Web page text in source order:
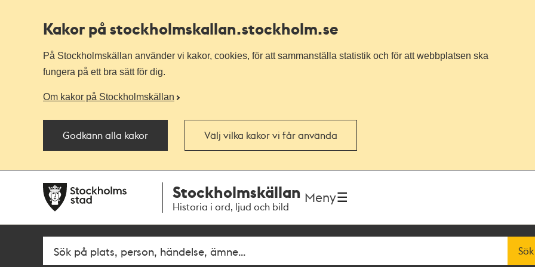
Kakor på stockholmskallan.stockholm.se
På Stockholmskällan använder vi kakor, cookies, för att sammanställa statistik och för att webbplatsen ska
fungera på ett bra sätt för dig.
Om kakor på Stockholmskällan
Godkänn alla kakor Välj vilka kakor vi får använda
navigationen
huvudinnehållet
Stockholmskällan
Historia i ord, ljud och bild
Meny
Fritextsök Sök